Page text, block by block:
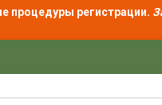
процедуры регистрации.